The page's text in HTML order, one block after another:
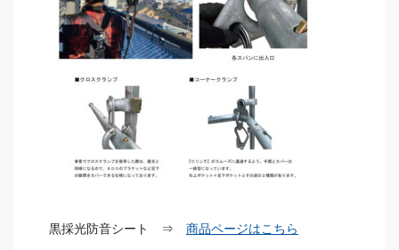
黒採光防音シート ⇒ 商品ページはこちら